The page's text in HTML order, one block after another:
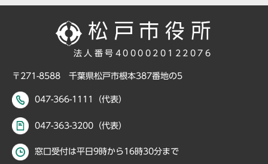
法人番号4000020122076
〒271-8588 千葉県松戸市根本387番地の5
047-366-1111（代表）
047-363-3200（代表）
窓口受付は平日9時から16時30分まで